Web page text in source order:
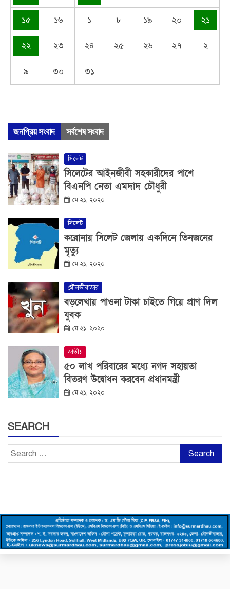
১৫ ১৬ ১ ৮ ১৯ ২০ ২১
২২ ২৩ ২৪ ২৫ ২৬ ২৭ ২
৯ ৩০ ৩১
জনপ্রিয় সংবাদ সর্বশেষ সংবাদ
সিলেট
সিলেটের আইনজীবী সহকারীদের পাশে
বিএনপি নেতা এমদাদ চৌধুরী
মে ২১, ২০২০
সিলেট
করোনায় সিলেট জেলায় একদিনে তিনজনের
মৃত্যু
মে ২১, ২০২০
মৌলভীবাজার
বড়লেখায় পাওনা টাকা চাইতে গিয়ে প্রাণ দিল
যুবক
মে ২১, ২০২০
জাতীয়
৫০ লাখ পরিবারের মধ্যে নগদ সহায়তা
বিতরণ উদ্বোধন করবেন প্রধানমন্ত্রী
মে ২১, ২০২০
SEARCH
Search
for: